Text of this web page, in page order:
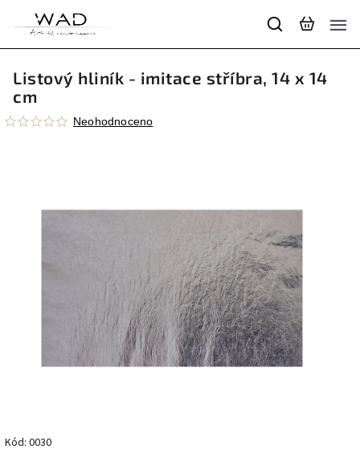
Listový hliník - imitace stříbra, 14 x 14
cm
Neohodnoceno
Kód: 0030